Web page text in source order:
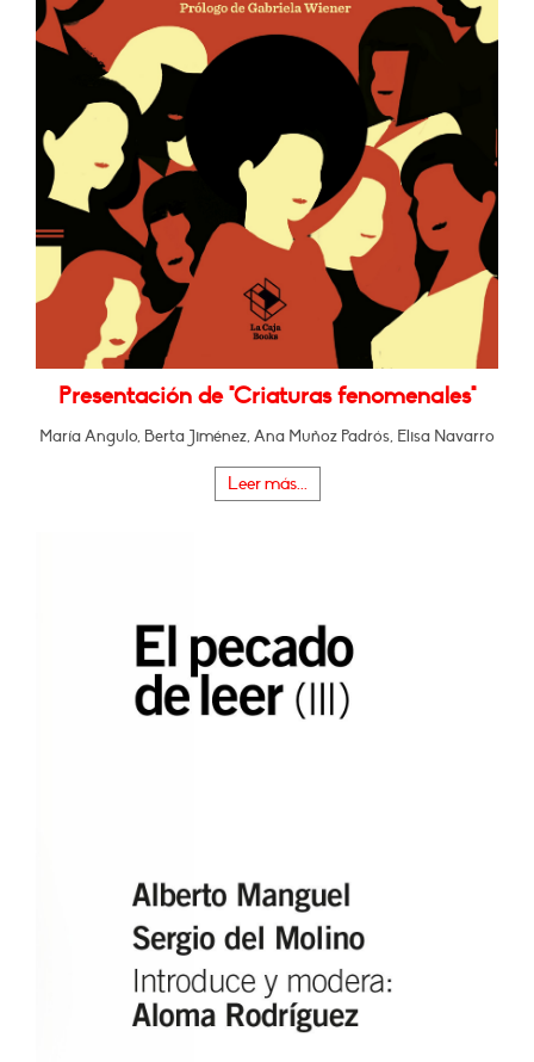
Presentación de "Criaturas fenomenales"
María Angulo, Berta Jiménez, Ana Muñoz Padrós, Elisa Navarro
Leer más...